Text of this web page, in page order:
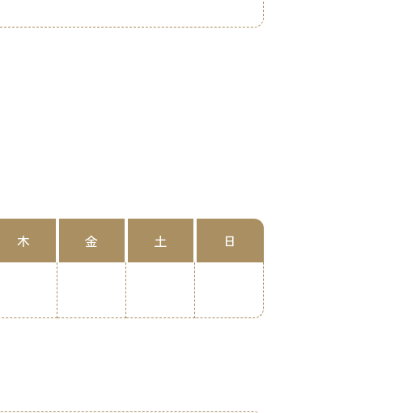
木 金 土 日